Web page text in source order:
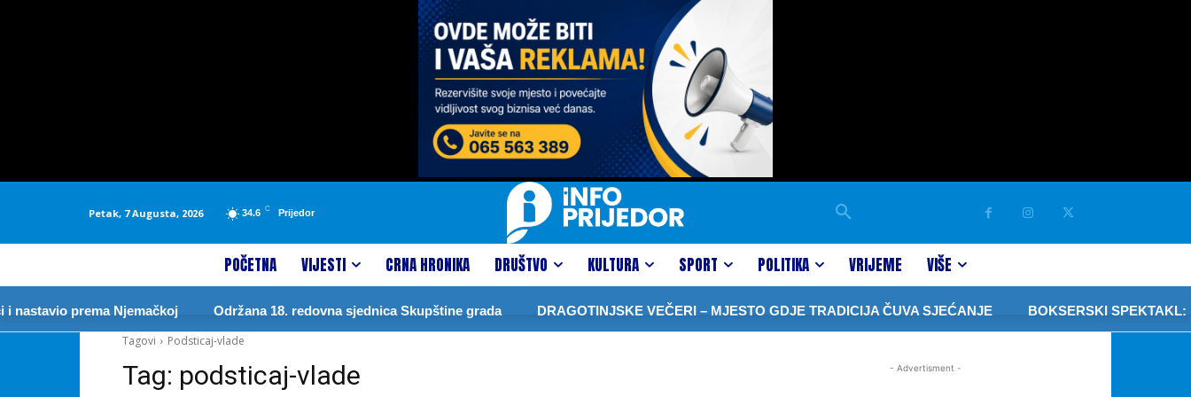
Petak, 7 Augusta, 2026 34.6 C Prijedor
POČETNA VIJESTI CRNA HRONIKA DRUŠTVO KULTURA SPORT POLITIKA VRIJEME VIŠE
prema Njemačkoj Održana 18. redovna sjednica Skupštine grada DRAGOTINJSKE VEČERI – MJESTO GDJE TRADICIJA ČUVA SJEĆANJE
BOKSERSKI SPEKTAKL:
Tagovi
Podsticaj-vlade
Tag: podsticaj-vlade - Advertisment -